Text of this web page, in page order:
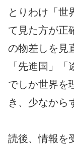
とりわけ「世
て見た方が正
の物差しを見
「先進国」
でしか世界を
き、少なから
読後、情報を